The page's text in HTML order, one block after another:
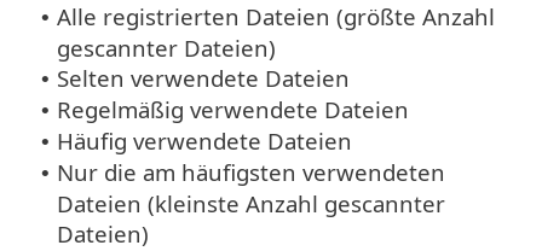
• Alle registrierten Dateien (größte Anzahl
gescannter Dateien)
• Selten verwendete Dateien
• Regelmäßig verwendete Dateien
• Häufig verwendete Dateien
• Nur die am häufigsten verwendeten
Dateien (kleinste Anzahl gescannter
Dateien)